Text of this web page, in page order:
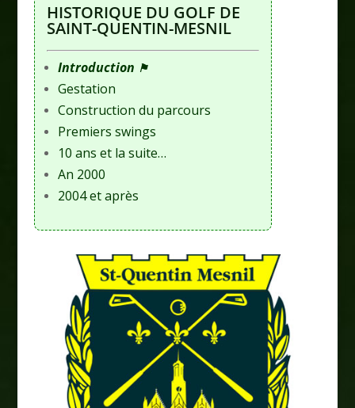
HISTORIQUE DU GOLF DE
SAINT-QUENTIN-MESNIL
Introduction ⚑
Gestation
Construction du parcours
Premiers swings
10 ans et la suite…
An 2000
2004 et après